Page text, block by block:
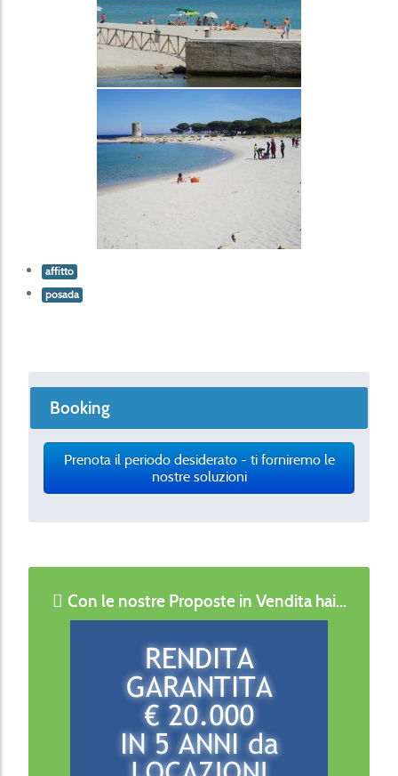
affitto
posada
Booking
Prenota il periodo desiderato - ti forniremo le
nostre soluzioni
Con le nostre Proposte in Vendita hai...